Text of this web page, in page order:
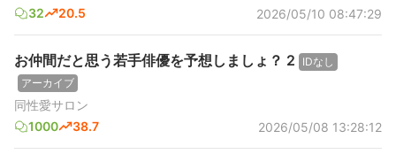
32
20.5 2026/05/10 08:47:29
お仲間だと思う若手俳優を予想しましょ？ 2
IDなし
アーカイブ
同性愛サロン
1000
38.7 2026/05/08 13:28:12